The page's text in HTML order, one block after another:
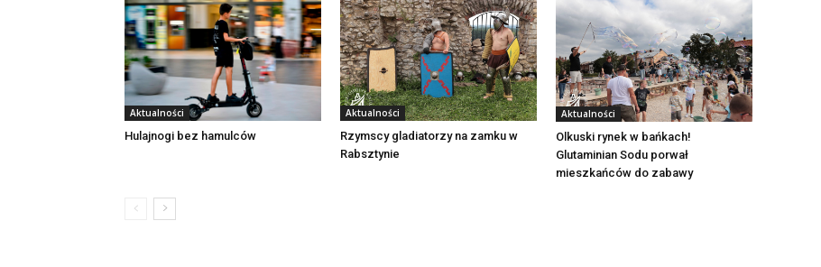
Aktualności
Hulajnogi bez hamulców
Aktualności
Rzymscy gladiatorzy na zamku w
Rabsztynie
Aktualności
Olkuski rynek w bańkach!
Glutaminian Sodu porwał
mieszkańców do zabawy